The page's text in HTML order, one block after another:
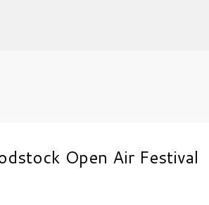
Open Air Festival